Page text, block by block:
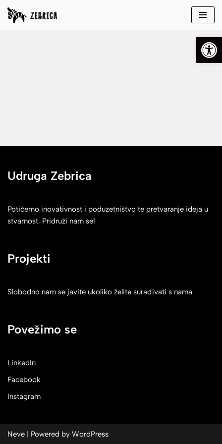
Udruga Zebrica
Potičemo inovativnost i poduzetništvo te pretvaranje ideja u
stvarnost. Pridruži nam se!
Projekti
Slobodno nam se javite ukoliko želite surađivati s nama
Povežimo se
LinkedIn
Facebook
Instagram
Neve | Powered by WordPress